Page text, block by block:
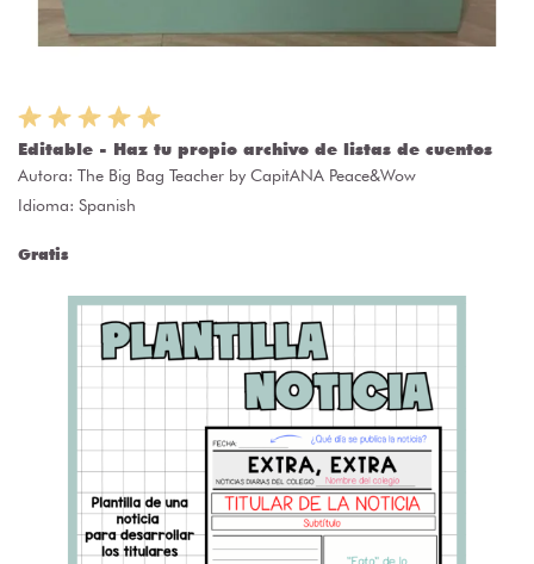
Editable - Haz tu propio archivo de listas de cuentos
Autora: The Big Bag Teacher by CapitANA Peace&Wow
Idioma: Spanish
Gratis